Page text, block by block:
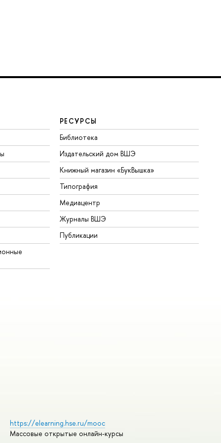
РЕСУРСЫ
Библиотека
Издательский дом ВШЭ
Книжный магазин «БукВышка»
Типография
Медиацентр
Журналы ВШЭ
Публикации
https://elearning.hse.ru/mooc
Массовые открытые онлайн-курсы